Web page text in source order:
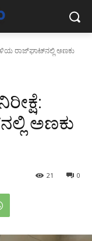
ರಾಜ್‌ಘಾಟ್‌ನಲ್ಲಿ ಅಣಕು
ಅಣಕು
0
21